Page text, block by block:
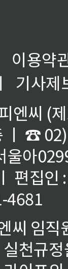
이용약
ㅣ
기사제
엔씨 (
ㅣ ☎
울아
편집인
4681
씨 임
실천규